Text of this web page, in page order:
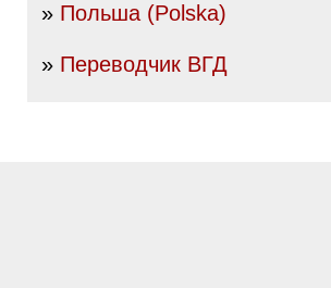
» Польша (Polska)
» Переводчик ВГД